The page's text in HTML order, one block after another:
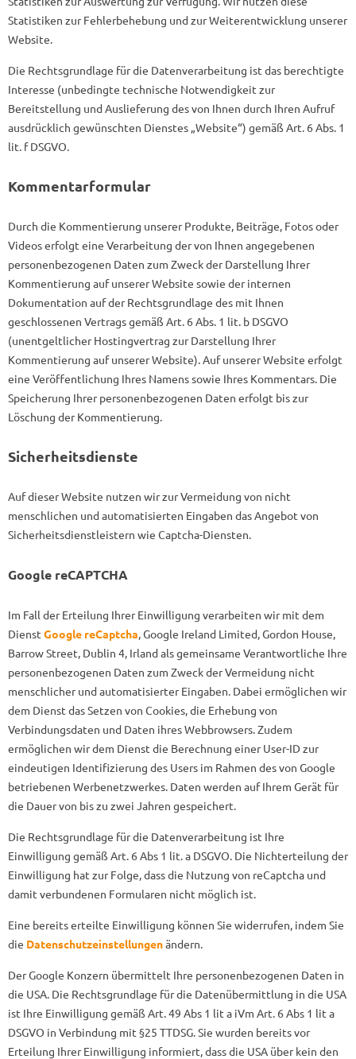
Statistiken zur Fehlerbehebung und zur Weiterentwicklung unserer
Website.
Die Rechtsgrundlage für die Datenverarbeitung ist das berechtigte
Interesse (unbedingte technische Notwendigkeit zur
Bereitstellung und Auslieferung des von Ihnen durch Ihren Aufruf
ausdrücklich gewünschten Dienstes „Website“) gemäß Art. 6 Abs. 1
lit. f DSGVO.
Kommentarformular
Durch die Kommentierung unserer Produkte, Beiträge, Fotos oder
Videos erfolgt eine Verarbeitung der von Ihnen angegebenen
personenbezogenen Daten zum Zweck der Darstellung Ihrer
Kommentierung auf unserer Website sowie der internen
Dokumentation auf der Rechtsgrundlage des mit Ihnen
geschlossenen Vertrags gemäß Art. 6 Abs. 1 lit. b DSGVO
(unentgeltlicher Hostingvertrag zur Darstellung Ihrer
Kommentierung auf unserer Website). Auf unserer Website erfolgt
eine Veröffentlichung Ihres Namens sowie Ihres Kommentars. Die
Speicherung Ihrer personenbezogenen Daten erfolgt bis zur
Löschung der Kommentierung.
Sicherheitsdienste
Auf dieser Website nutzen wir zur Vermeidung von nicht
menschlichen und automatisierten Eingaben das Angebot von
Sicherheitsdienstleistern wie Captcha-Diensten.
Google reCAPTCHA
Im Fall der Erteilung Ihrer Einwilligung verarbeiten wir mit dem
Dienst Google reCaptcha, Google Ireland Limited, Gordon House,
Barrow Street, Dublin 4, Irland als gemeinsame Verantwortliche Ihre
personenbezogenen Daten zum Zweck der Vermeidung nicht
menschlicher und automatisierter Eingaben. Dabei ermöglichen wir
dem Dienst das Setzen von Cookies, die Erhebung von
Verbindungsdaten und Daten ihres Webbrowsers. Zudem
ermöglichen wir dem Dienst die Berechnung einer User-ID zur
eindeutigen Identifizierung des Users im Rahmen des von Google
betriebenen Werbenetzwerkes. Daten werden auf Ihrem Gerät für
die Dauer von bis zu zwei Jahren gespeichert.
Die Rechtsgrundlage für die Datenverarbeitung ist Ihre
Einwilligung gemäß Art. 6 Abs 1 lit. a DSGVO. Die Nichterteilung der
Einwilligung hat zur Folge, dass die Nutzung von reCaptcha und
damit verbundenen Formularen nicht möglich ist.
Eine bereits erteilte Einwilligung können Sie widerrufen, indem Sie
die Datenschutzeinstellungenändern.
Der Google Konzern übermittelt Ihre personenbezogenen Daten in
die USA. Die Rechtsgrundlage für die Datenübermittlung in die USA
ist Ihre Einwilligung gemäß Art. 49 Abs 1 lit a iVm Art. 6 Abs 1 lit a
DSGVO in Verbindung mit §25 TTDSG. Sie wurden bereits vor
Erteilung Ihrer Einwilligung informiert, dass die USA über kein den